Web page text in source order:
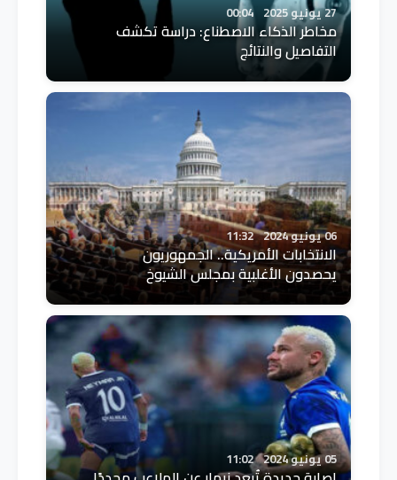
27 يونيو 2025 00:04
مخاطر الذكاء الاصطناع: دراسة تكشف
التفاصيل والنتائج
06 يونيو 2024 11:32
الانتخابات الأمريكية.. الجمهوريون
يحصدون الأغلبية بمجلس الشيوخ
05 يونيو 2024 11:02